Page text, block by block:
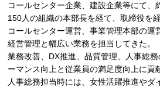
コールセンター企業、建設企業等にて、
150人の組織の本部長を経て、取締役を経
コールセンター運営、事業管理本部の運
経営管理と幅広い業務を担当してきた。
業務改善、DX推進、品質管理、人事総
ーマンス向上と従業員の満足度向上に貢
人事総務担当時には、女性活躍推進やダ